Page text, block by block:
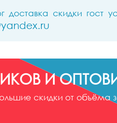
доставка скидки гост
И
скидки от объёма